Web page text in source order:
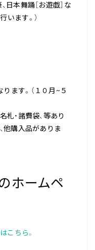
日本舞踊［お遊戯］な
います。）
ます。（１０月~５
札・諸費袋、等あり
他購入品がありま
ホームペ
こちら。